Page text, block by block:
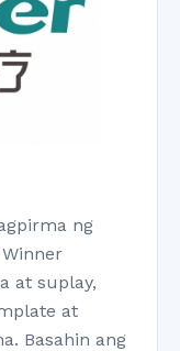
ng
at suplay,
at
Basahin ang